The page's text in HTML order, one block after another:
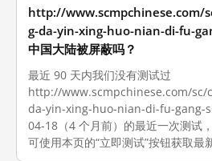
http://www.scmpchinese.com/
g-da-yin-xing-huo-nian-di-fu-
中国大陆被屏蔽吗？
最近 90 天内我们没有测试过
http://www.scmpchinese.com/sc/
da-yin-xing-huo-nian-di-fu-gang-
04-18（4 个月前）的最近一次测试
可使用本页的“立即测试”按钮获取最